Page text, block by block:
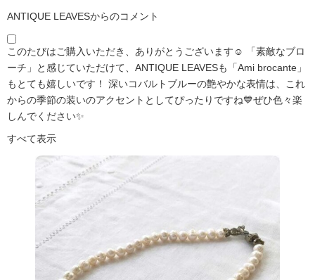
ANTIQUE LEAVESからのコメント
このたびはご購入いただき、ありがとうございます☺️ 「素敵なブロ
ーチ」と感じていただけて、ANTIQUE LEAVESも「Ami brocante」
もとても嬉しいです！ 深いコバルトブルーの艶やかな表情は、これ
からの季節の装いのアクセントとしてぴったりですね💙ぜひ色々楽
しんでください✨
すべて表示